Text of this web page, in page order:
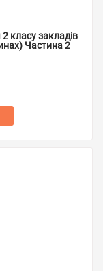
класу закладів
Частина 2